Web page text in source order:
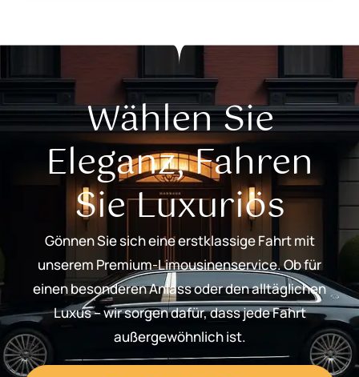
Wählen Sie
Eleganz, Fahren
Sie Luxuriös
Gönnen Sie sich eine erstklassige Fahrt mit
unserem Premium-Limousinenservice. Ob für
einen besonderen Anlass oder den alltäglichen
Luxus – wir sorgen dafür, dass jede Fahrt
außergewöhnlich ist.